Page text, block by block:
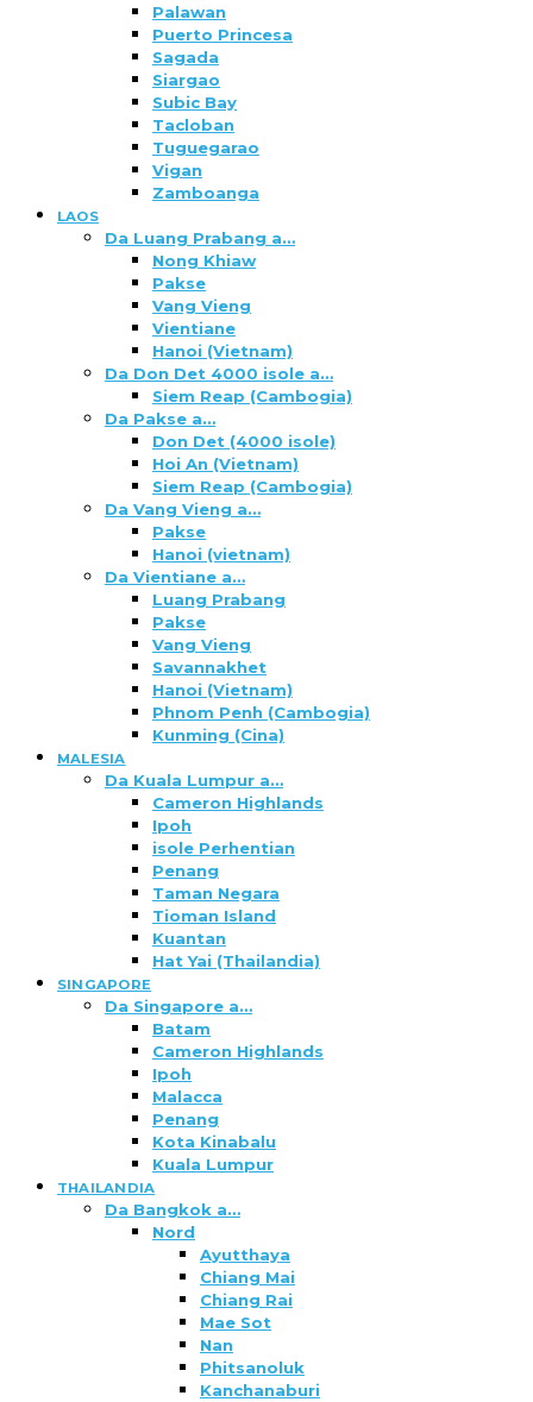
Palawan
Puerto Princesa
Sagada
Siargao
Subic Bay
Tacloban
Tuguegarao
Vigan
Zamboanga
LAOS
Da Luang Prabang a…
Nong Khiaw
Pakse
Vang Vieng
Vientiane
Hanoi (Vietnam)
Da Don Det 4000 isole a…
Siem Reap (Cambogia)
Da Pakse a…
Don Det (4000 isole)
Hoi An (Vietnam)
Siem Reap (Cambogia)
Da Vang Vieng a…
Pakse
Hanoi (vietnam)
Da Vientiane a…
Luang Prabang
Pakse
Vang Vieng
Savannakhet
Hanoi (Vietnam)
Phnom Penh (Cambogia)
Kunming (Cina)
MALESIA
Da Kuala Lumpur a…
Cameron Highlands
Ipoh
isole Perhentian
Penang
Taman Negara
Tioman Island
Kuantan
Hat Yai (Thailandia)
SINGAPORE
Da Singapore a…
Batam
Cameron Highlands
Ipoh
Malacca
Penang
Kota Kinabalu
Kuala Lumpur
THAILANDIA
Da Bangkok a…
Nord
Ayutthaya
Chiang Mai
Chiang Rai
Mae Sot
Nan
Phitsanoluk
Kanchanaburi